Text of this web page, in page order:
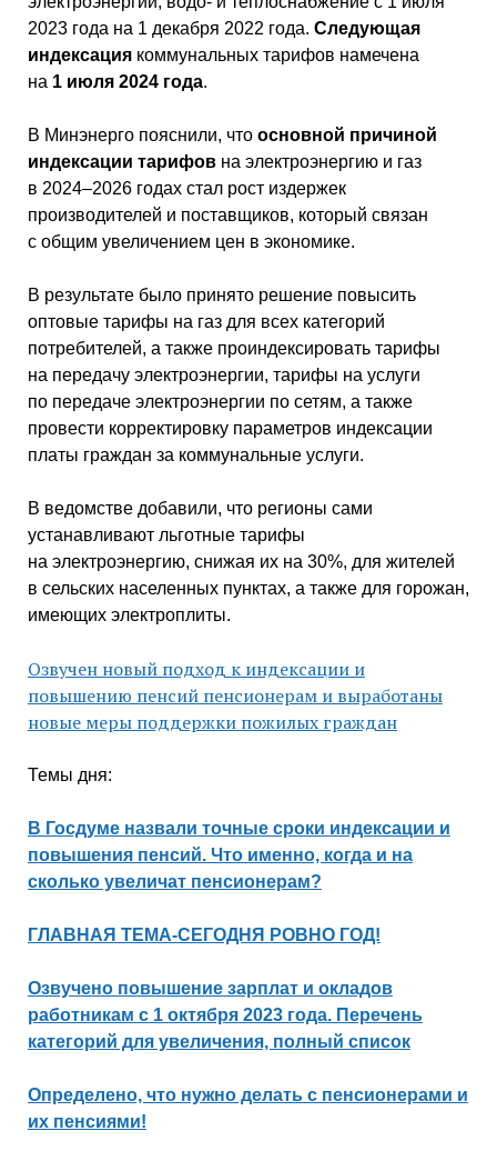
2023 года на 1 декабря 2022 года. Следующая
индексациякоммунальных тарифов намечена
на 1 июля 2024 года.
В Минэнерго пояснили, что основной причиной
индексации тарифовна электроэнергию и газ
в 2024–2026 годах стал рост издержек
производителей и поставщиков, который связан
с общим увеличением цен в экономике.
В результате было принято решение повысить
оптовые тарифы на газ для всех категорий
потребителей, а также проиндексировать тарифы
на передачу электроэнергии, тарифы на услуги
по передаче электроэнергии по сетям, а также
провести корректировку параметров индексации
платы граждан за коммунальные услуги.
В ведомстве добавили, что регионы сами
устанавливают льготные тарифы
на электроэнергию, снижая их на 30%, для жителей
в сельских населенных пунктах, а также для горожан,
имеющих электроплиты.
Озвучен новый подход к индексации и
повышению пенсий пенсионерам и выработаны
новые меры поддержки пожилых граждан
Темы дня:
В Госдуме назвали точные сроки индексации и
повышения пенсий. Что именно, когда и на
сколько увеличат пенсионерам?
ГЛАВНАЯ ТЕМА-СЕГОДНЯ РОВНО ГОД!
Озвучено повышение зарплат и окладов
работникам с 1 октября 2023 года. Перечень
категорий для увеличения, полный список
Определено, что нужно делать с пенсионерами и
их пенсиями!